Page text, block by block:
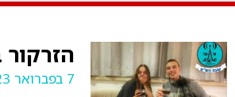
הזרקור
7 בפברואר 2023